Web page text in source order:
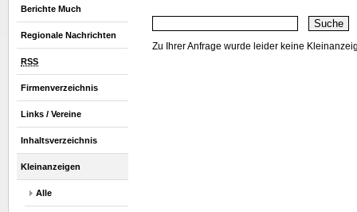
Berichte Much
Regionale Nachrichten
RSS
Firmenverzeichnis
Links / Vereine
Inhaltsverzeichnis
Kleinanzeigen
Alle
Zu Ihrer Anfrage wurde leider keine